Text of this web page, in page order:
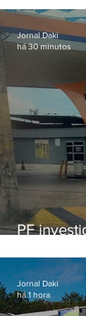
PF
Jornal Daki
há 30 minutos
Jornal Daki
há 1 hora